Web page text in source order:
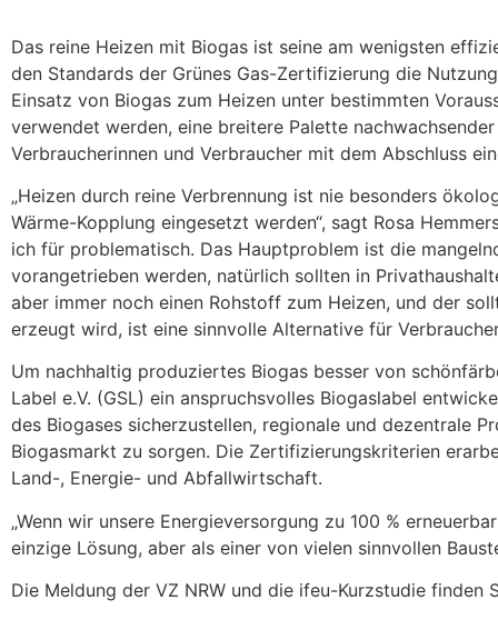
Das reine Heizen mit Biogas ist seine am wenigsten
den Standards der Grünes Gas-Zertifizierung die
Einsatz von Biogas zum Heizen unter bestimmten
verwendet werden, eine breitere Palette
Verbraucherinnen und Verbraucher mit dem Abschluss
„Heizen durch reine Verbrennung ist nie besonders
Wärme-Kopplung eingesetzt werden“, sagt Rosa
ich für problematisch. Das Hauptproblem ist die
vorangetrieben werden, natürlich sollten in
aber immer noch einen Rohstoff zum Heizen, und der
erzeugt wird, ist eine sinnvolle Alternative für
Um nachhaltig produziertes Biogas besser von
Label e.V. (GSL) ein anspruchsvolles Biogaslabel
des Biogases sicherzustellen, regionale und dezentrale
Biogasmarkt zu sorgen. Die Zertifizierungskriterien
Land-, Energie- und Abfallwirtschaft.
„Wenn wir unsere Energieversorgung zu 100 %
einzige Lösung, aber als einer von vielen sinnvollen
Die Meldung der VZ NRW und die ifeu-Kurzstudie finden